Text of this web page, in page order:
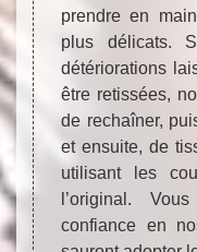
prendre en
plus délicats.
détériorations
être retissées,
de rechaîner,
et ensuite, de
utilisant les
l’original.
confiance en